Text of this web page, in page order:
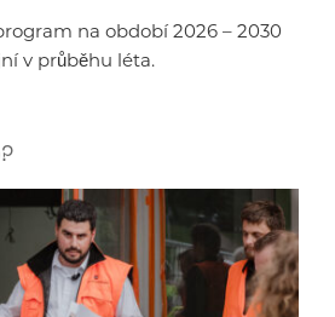
na období 2026 – 2030
v průběhu léta.